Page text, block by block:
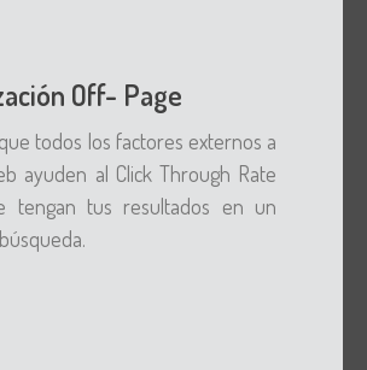
Off- Page
todos los factores externos a
ayuden al Click Through Rate
tengan tus resultados en un